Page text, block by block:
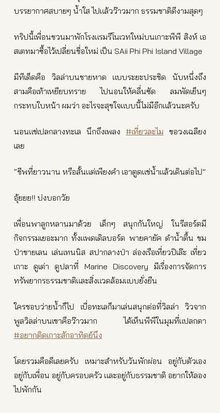
บรรยากาศสบายๆ น้ำใส ไปแล้วว๊าวมาก ธรรมชาติดีงามสุดๆ
ทริปนี้เพื่อนชวนมาพักโรงแรมรีโนเวทใหม่บนเกาะพีพี สิงห์ เอ
สเตทมาซื้อไว้เปลี่ยนชื่อใหม่ เป็น SAii Phi Phi Island Village
มีทีเด็ดคือ วิลล่าบนชายหาด แบบระยะประชิด นับหนึ่งถึง
สามคือเท้าเหยียบทราย ไปนอนให้คลื่นซัด ลมพัดเย็นๆ
กระทบใบหน้า ผมว่า อะไรจะสุขใจแบบนี้ไม่มีอีกแล้วนะครับ
นอนแช่เปลกลางทะเล นึกถึงเพลง #เที่ยวละไม ขอวงเฉลียง
เลย
“ชีพที่ยาวนาน หรือสั้นแต่เพียงคำ เอาตูดแช่น้ำแล้วเดินต่อไป”
อุ้ยยย!! บ่งบอกวัย
เพื่อนพาลูกหลานมาด้วย เด็กๆ สนุกกันใหญ่ ในรีสอร์ตมี
กิจกรรมเยอะมาก ทั้งแพดเดิลบอร์ด พายคายัค ดำน้ำตื้น ชม
ป่าชายเลน เล่นเทนนิส สปากลางป่า ล่องเรือเที่ยวปิเล๊ะ เที่ยว
เกาะ ดูเต่า ดูปลาที่ Marine Discovery มีเรื่องการจัดการ
ทรัพยากรธรรมชาติและสิ่งแวดล้อมแบบยั่งยืน
ใครชอบว่ายน้ำก็ไป เบื่อทะเลก็มาเล่นสนุกต่อที่วิลล่า วิวจาก
พูลวิลล่าบนเขาคือว๊าวมาก ได้เห็นพีพีในมุมที่แปลกตา
#อยากติดเกาะสักอาทิตย์นึง
โดยรวมคือดีเลยครับ เหมาะสำหรับวันพักผ่อน อยู่กับตัวเอง
อยู่กับเพื่อน อยู่กับครอบครัว และอยู่กับธรรมชาติ อยากให้ลอง
ไปพักกัน